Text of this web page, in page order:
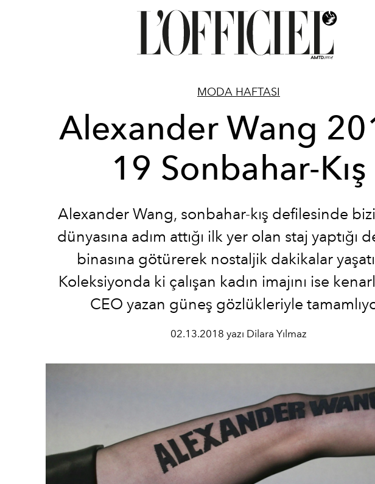
MODA HAFTASI
Alexander Wang
19 Sonbahar-Kış
Alexander Wang, sonbahar-kış defilesinde
dünyasına adım attığı ilk yer olan staj yaptığı
binasına götürerek nostaljik dakikalar
Koleksiyonda ki çalışan kadın imajını ise
CEO yazan güneş gözlükleriyle
02.13.2018 yazı Dilara Yılmaz